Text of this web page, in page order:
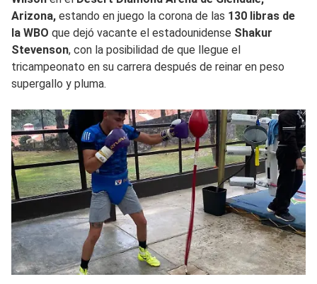
Arizona, estando en juego la corona de las 130 libras de
la WBO que dejó vacante el estadounidense Shakur
Stevenson, con la posibilidad de que llegue el
tricampeonato en su carrera después de reinar en peso
supergallo y pluma.